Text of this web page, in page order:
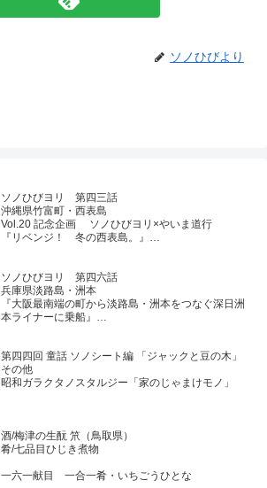
ソノひびより
ソノひびヨリ 第四三話
沖縄県竹富町・西表島
Vol.20 記念企画 ソノひびヨリ×やいま道行
『リベンジ！ 冬の西表島。』
ソノひびヨリ 第四六話
兵庫県淡路島・洲本
『大阪最南端の町から淡路島・洲本をつなぐ深日洲
本ライナーに乗船』
第四四回 童話 ソノシート編 「ジャックと豆の木」
その他
昭和ガラクタノスタルジー「家のじゃまけモノ」
酒/梅津の生酛 笊（鳥取県）
肴/七品目ひじき煮物
一六一献目 一合一肴・いちごうひとな